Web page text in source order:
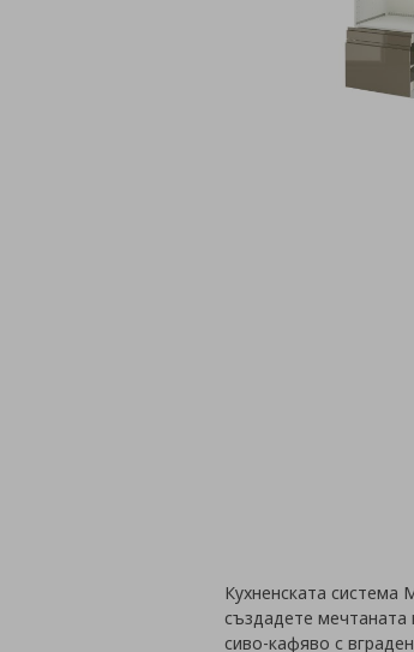
Кухненската система
създадете мечтаната
сиво-кафяво с